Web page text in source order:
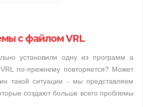
с файлом VRL
установили одну из программ а
по-прежнему повторяется? Может
такой ситуации - мы представляем
создают больше всего проблемы